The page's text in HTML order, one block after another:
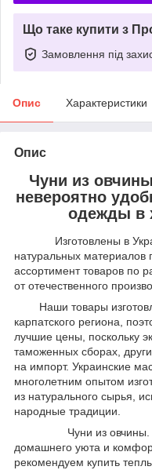
Що таке купити з
Замовлення під
Опис Характеристики
Опис
Чуни из
невероятно
одежды в
Изготовлены в
натуральных материалов
ассортимент товаров по
от отечественного
Наши товары
карпатского региона,
лучшие цены, поскольку
таможенных сборах,
на импорт. Украинские
многолетним опытом
из натурального сырья,
народные традиции.
Чуни из овчины.
домашнего уюта и
рекомендуем купить